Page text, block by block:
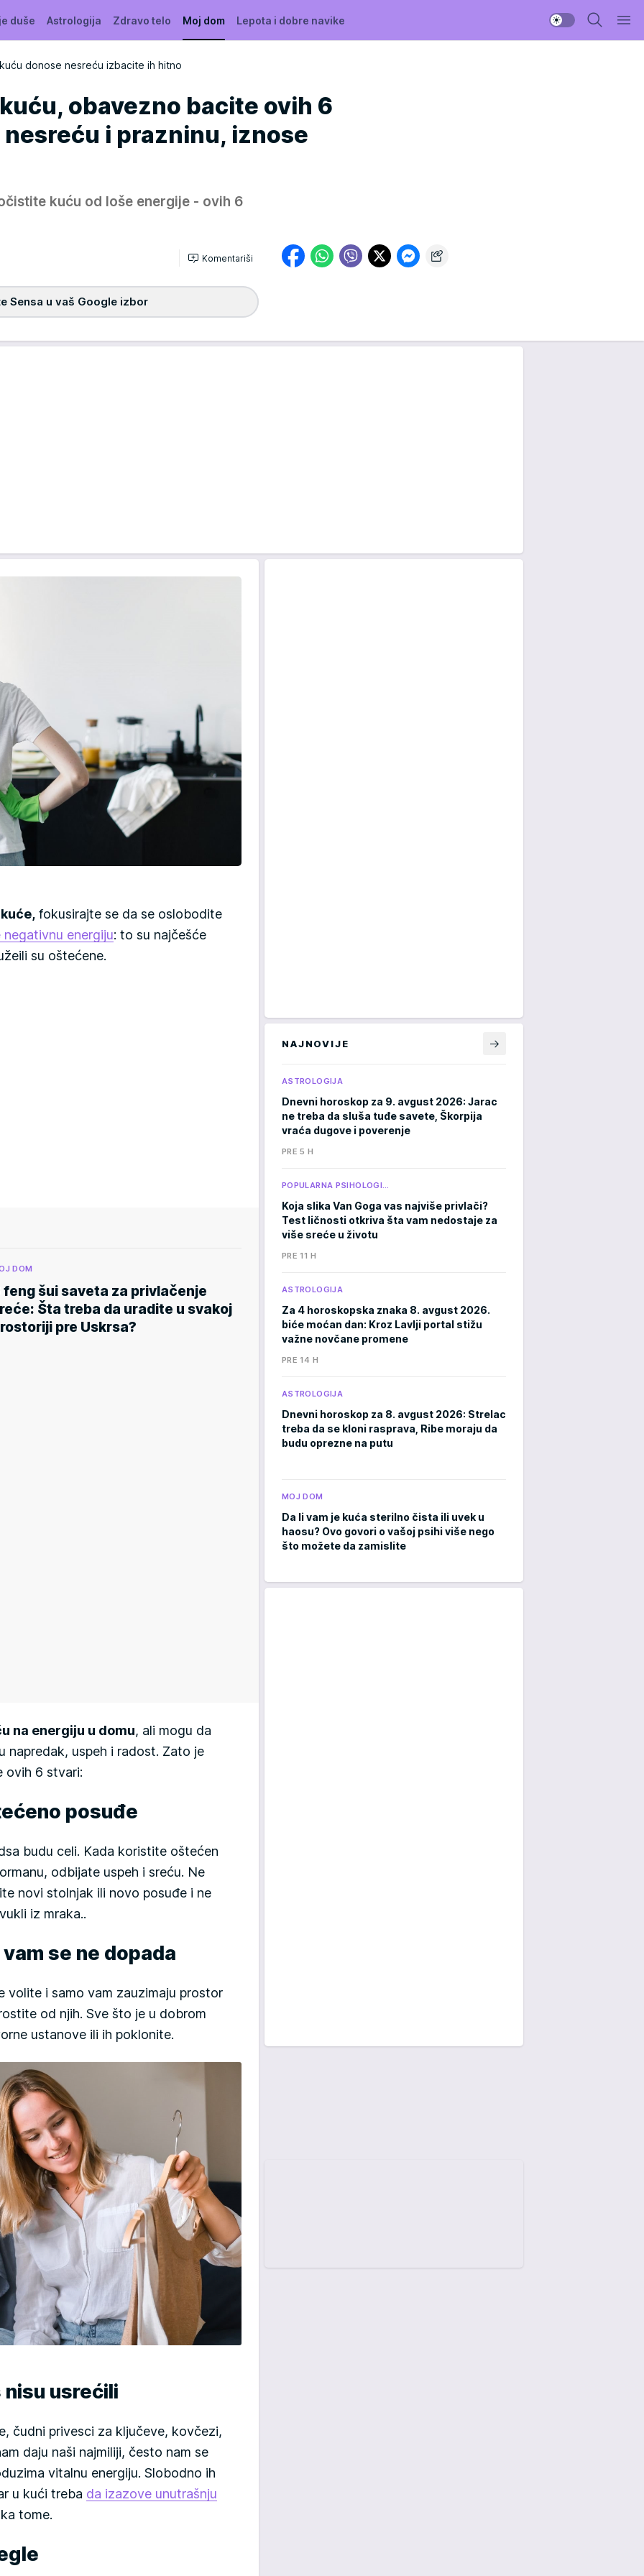
duše Astrologija Zdravo telo Moj dom Lepota i dobre navike
donose nesreću izbacite ih hitno
obavezno bacite ovih 6
i prazninu, iznose
kuću od loše energije - ovih 6
Komentariši
Sensa u vaš Google izbor
fokusirajte se da se oslobodite
energiju: to su najčešće
ili su oštećene.
DOM
feng šui saveta za privlačenje
Šta treba da uradite u svakoj
pre Uskrsa?
na energiju u domu, ali mogu da
napredak, uspeh i radost. Zato je
ovih 6 stvari:
posuđe
budu celi. Kada koristite oštećen
odbijate uspeh i sreću. Ne
novi stolnjak ili novo posuđe i ne
iz mraka..
se ne dopada
volite i samo vam zauzimaju prostor
od njih. Sve što je u dobrom
ustanove ili ih poklonite.
nisu usrećili
čudni privesci za ključeve, kovčezi,
daju naši najmiliji, često nam se
vitalnu energiju. Slobodno ih
u kući treba da izazove unutrašnju
tome.
NAJNOVIJE
ASTROLOGIJA
Dnevni horoskop za 9. avgust 2026: Jarac
ne treba da sluša tuđe savete, Škorpija
vraća dugove i poverenje
PRE 5 H
POPULARNA PSIHOLOGI…
Koja slika Van Goga vas najviše privlači?
Test ličnosti otkriva šta vam nedostaje za
više sreće u životu
PRE 11 H
ASTROLOGIJA
Za 4 horoskopska znaka 8. avgust 2026.
biće moćan dan: Kroz Lavlji portal stižu
važne novčane promene
PRE 14 H
ASTROLOGIJA
Dnevni horoskop za 8. avgust 2026: Strelac
treba da se kloni rasprava, Ribe moraju da
budu oprezne na putu
MOJ DOM
Da li vam je kuća sterilno čista ili uvek u
haosu? Ovo govori o vašoj psihi više nego
što možete da zamislite